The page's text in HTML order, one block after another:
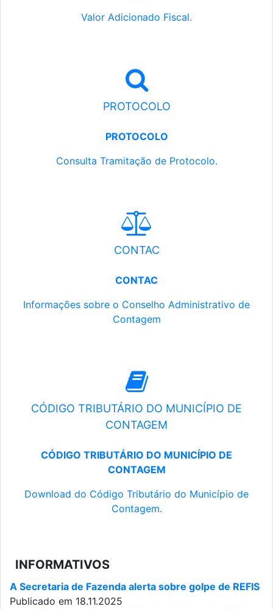
Valor Adicionado Fiscal.
PROTOCOLO
PROTOCOLO
Consulta Tramitação de Protocolo.
CONTAC
CONTAC
Informações sobre o Conselho Administrativo de
Contagem
CÓDIGO TRIBUTÁRIO DO MUNICÍPIO DE
CONTAGEM
CÓDIGO TRIBUTÁRIO DO MUNICÍPIO DE
CONTAGEM
Download do Código Tributário do Município de
Contagem.
INFORMATIVOS
A Secretaria de Fazenda alerta sobre golpe de REFIS
Publicado em 18.11.2025